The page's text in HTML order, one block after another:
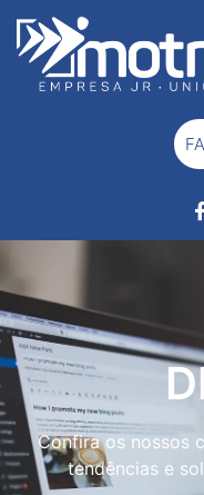
Confira os nossos
tendências e